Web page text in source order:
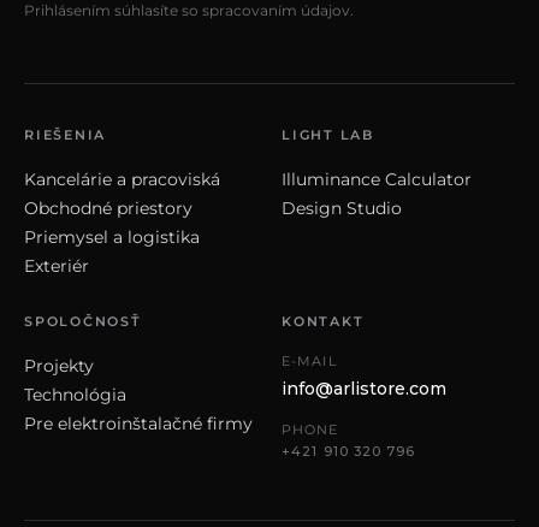
Prihlásením súhlasíte so spracovaním údajov.
RIEŠENIA
Kancelárie a pracoviská
Obchodné priestory
Priemysel a logistika
Exteriér
LIGHT LAB
Illuminance Calculator
Design Studio
SPOLOČNOSŤ
Projekty
Technológia
Pre elektroinštalačné firmy
KONTAKT
E-MAIL
info@arlistore.com
PHONE
+421 910 320 796